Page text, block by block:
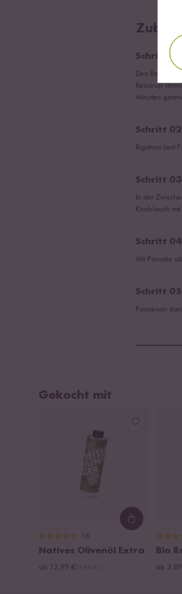
Schritt 01
Den
Reissirup
Minuten
Schritt 02
Rigatoni laut
Schritt 03
In der
Knoblauch
Schritt 04
Mit Passata
Schritt 05
Parmesan
Gekocht mit
Loading...
16
Natives Olivenöl Extra
ab 12,99 €
Bio
ab